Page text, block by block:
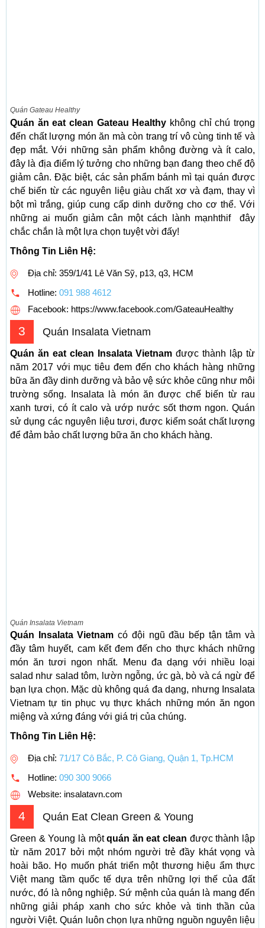
Quán Gateau Healthy
Quán ăn eat clean Gateau Healthy không chỉ chú trọng
đến chất lượng món ăn mà còn trang trí vô cùng tinh tế và
đẹp mắt. Với những sản phẩm không đường và ít calo,
đây là địa điểm lý tưởng cho những bạn đang theo chế độ
giảm cân. Đặc biệt, các sản phẩm bánh mì tại quán được
chế biến từ các nguyên liệu giàu chất xơ và đạm, thay vì
bột mì trắng, giúp cung cấp dinh dưỡng cho cơ thể. Với
những ai muốn giảm cân một cách lành mạnhthif đây
chắc chắn là một lựa chọn tuyệt vời đấy!
Thông Tin Liên Hệ:
Địa chỉ: 359/1/41 Lê Văn Sỹ, p13, q3, HCM
Hotline: 091 988 4612
Facebook: https://www.facebook.com/GateauHealthy
3 Quán Insalata Vietnam
Quán ăn eat clean Insalata Vietnam được thành lập từ
năm 2017 với mục tiêu đem đến cho khách hàng những
bữa ăn đầy dinh dưỡng và bảo vệ sức khỏe cũng như môi
trường sống. Insalata là món ăn được chế biến từ rau
xanh tươi, có ít calo và ướp nước sốt thơm ngon. Quán
sử dụng các nguyên liệu tươi, được kiểm soát chất lượng
để đảm bảo chất lượng bữa ăn cho khách hàng.
Quán Insalata Vietnam
Quán Insalata Vietnam có đội ngũ đầu bếp tận tâm và
đầy tâm huyết, cam kết đem đến cho thực khách những
món ăn tươi ngon nhất. Menu đa dạng với nhiều loại
salad như salad tôm, lườn ngỗng, ức gà, bò và cá ngừ để
bạn lựa chọn. Mặc dù không quá đa dạng, nhưng Insalata
Vietnam tự tin phục vụ thực khách những món ăn ngon
miệng và xứng đáng với giá trị của chúng.
Thông Tin Liên Hệ:
Địa chỉ: 71/17 Cô Bắc, P. Cô Giang, Quận 1, Tp.HCM
Hotline: 090 300 9066
Website: insalatavn.com
4 Quán Eat Clean Green & Young
Green & Young là mộtquán ăn eat clean được thành lập
từ năm 2017 bởi một nhóm người trẻ đầy khát vọng và
hoài bão. Họ muốn phát triển một thương hiệu ẩm thực
Việt mang tầm quốc tế dựa trên những lợi thế của đất
nước, đó là nông nghiệp. Sứ mệnh của quán là mang đến
những giải pháp xanh cho sức khỏe và tinh thần của
người Việt. Quán luôn chọn lựa những nguồn nguyên liệu